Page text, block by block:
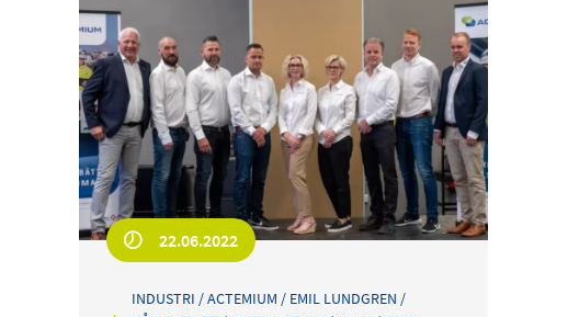
22.06.2022
INDUSTRI / ACTEMIUM / EMIL LUNDGREN /